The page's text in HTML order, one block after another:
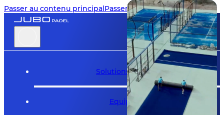
Passer au contenu principalPasser au pied de page
Solutions de la Cour
Equipement